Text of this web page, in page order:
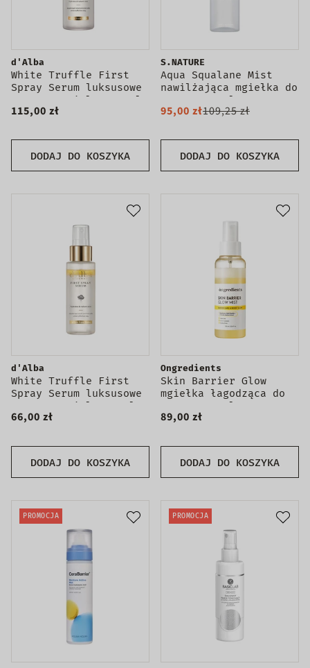
DODAJ DO KOSZYKA
d'Alba
White Truffle First
Spray Serum luksusowe
serum w mgiełce 100ml
115,00 zł
DODAJ DO KOSZYKA
S.NATURE
Aqua Squalane Mist
nawilżająca mgiełka do
twarzy 100ml
95,00 zł109,25 zł
DODAJ DO KOSZYKA
d'Alba
White Truffle First
Spray Serum luksusowe
serum w mgiełce 50ml
66,00 zł
DODAJ DO KOSZYKA
Ongredients
Skin Barrier Glow
mgiełka łagodząca do
twarzy 100ml
89,00 zł
PROMOCJA PROMOCJA